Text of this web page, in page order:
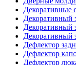
Декоративные
Декоративный
Декоративный
Декоративный
Дефлектор
Дефлектор
Дефлектор